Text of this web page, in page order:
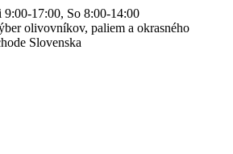
9:00-17:00, So 8:00-14:00
olivovníkov, paliem a okrasného
Slovenska